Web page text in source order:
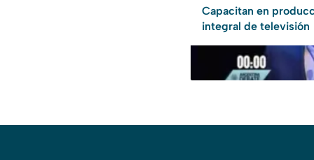
Capacitan en
integral de televisión